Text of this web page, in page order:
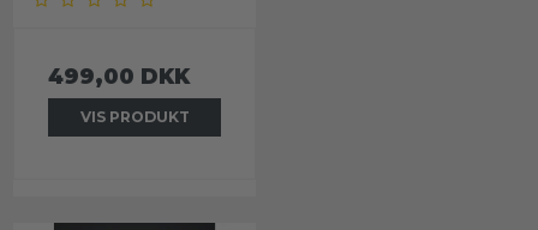
499,00 DKK
VIS PRODUKT